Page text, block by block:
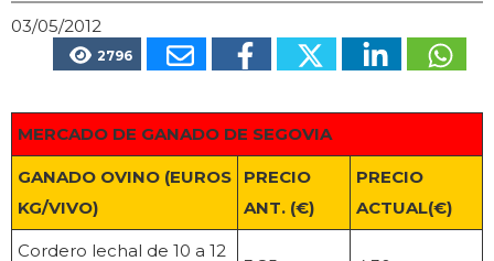
03/05/2012
2796
MERCADO DE GANADO DE SEGOVIA
GANADO OVINO (EUROS
KG/VIVO)
PRECIO
ANT. (€)
PRECIO
ACTUAL(€)
Cordero lechal de 10 a 12